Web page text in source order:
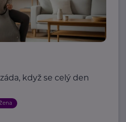
když se celý den